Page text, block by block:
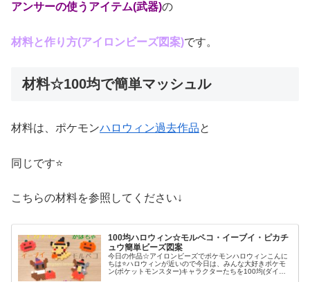
アンサーの使うアイテム(武器)の
材料と作り方(アイロンビーズ図案)です。
材料☆100均で簡単マッシュル
材料は、ポケモンハロウィン過去作品と
同じです⭐
こちらの材料を参照してください↓
100均ハロウィン☆モルペコ・イーブイ・ピカチ
ュウ簡単ビーズ図案
今日の作品☆アイロンビーズでポケモンハロウィンこんに
ちは⭐ハロウィンが近いので今日は、みんな大好きポケモ
ン(ポケットモンスター)キャラクターたちを100均(ダイソ